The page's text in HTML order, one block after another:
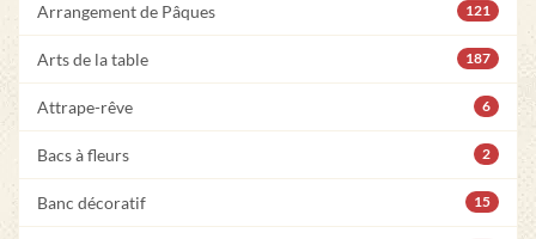
Arrangement de Pâques 121
Arts de la table 187
Attrape-rêve 6
Bacs à fleurs 2
Banc décoratif 15